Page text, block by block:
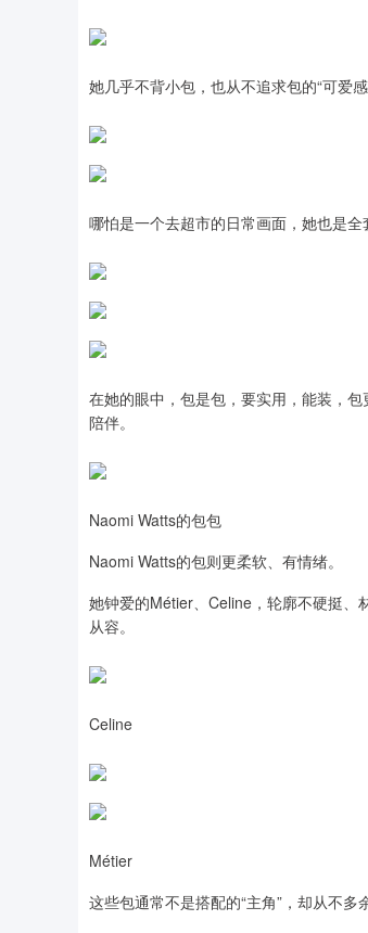
她几乎不背小包，也从不追求包的“可爱
哪怕是一个去超市的日常画面，她也是
在她的眼中，包是包，要实用，能装，
陪伴。
Naomi Watts的包包
Naomi Watts的包则更柔软、有情绪。
她钟爱的Métier、Celine，轮廓不硬挺
从容。
Celine
Métier
这些包通常不是搭配的“主角”，却从不